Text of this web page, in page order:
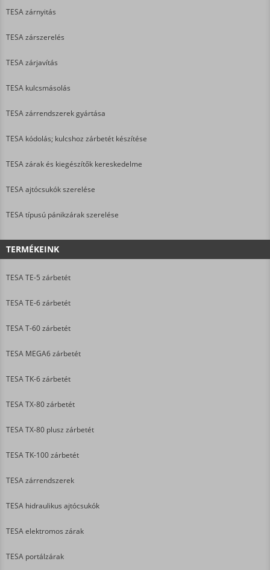
TESA zárnyitás
TESA zárszerelés
TESA zárjavítás
TESA kulcsmásolás
TESA zárrendszerek gyártása
TESA kódolás; kulcshoz zárbetét készítése
TESA zárak és kiegészítők kereskedelme
TESA ajtócsukók szerelése
TESA típusú pánikzárak szerelése
TERMÉKEINK
TESA TE-5 zárbetét
TESA TE-6 zárbetét
TESA T-60 zárbetét
TESA MEGA6 zárbetét
TESA TK-6 zárbetét
TESA TX-80 zárbetét
TESA TX-80 plusz zárbetét
TESA TK-100 zárbetét
TESA zárrendszerek
TESA hidraulikus ajtócsukók
TESA elektromos zárak
TESA portálzárak